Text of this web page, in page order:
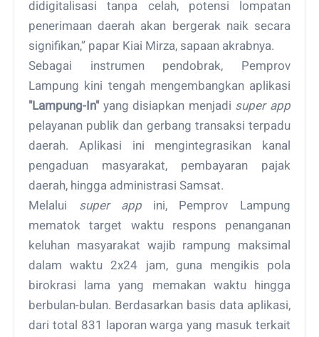
didigitalisasi tanpa celah, potensi lompatan
penerimaan daerah akan bergerak naik secara
signifikan,” papar Kiai Mirza, sapaan akrabnya.
Sebagai instrumen pendobrak, Pemprov
Lampung kini tengah mengembangkan aplikasi
"Lampung-In"yang disiapkan menjadi super app
pelayanan publik dan gerbang transaksi terpadu
daerah. Aplikasi ini mengintegrasikan kanal
pengaduan masyarakat, pembayaran pajak
daerah, hingga administrasi Samsat.
Melalui super appini, Pemprov Lampung
mematok target waktu respons penanganan
keluhan masyarakat wajib rampung maksimal
dalam waktu 2x24 jam, guna mengikis pola
birokrasi lama yang memakan waktu hingga
berbulan-bulan. Berdasarkan basis data aplikasi,
dari total 831 laporan warga yang masuk terkait